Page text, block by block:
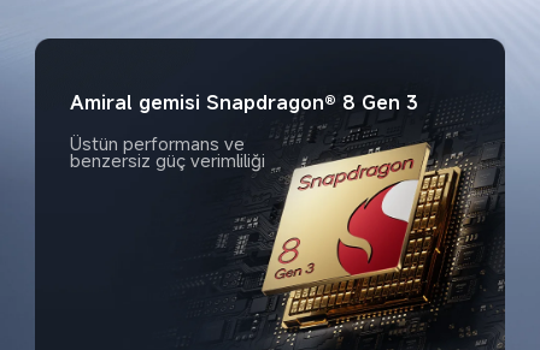
Amiral gemisi Snapdragon® 8 Gen 3
Üstün performans ve
benzersiz güç verimliliği